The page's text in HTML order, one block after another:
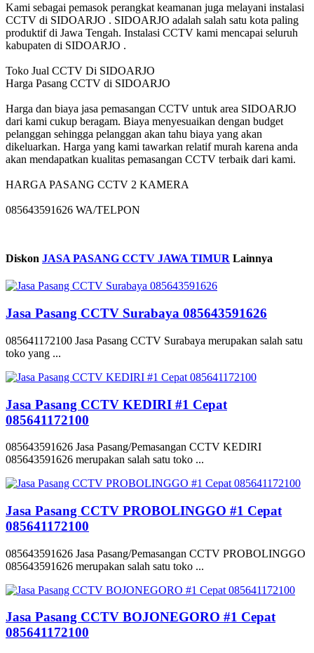
Kami sebagai pemasok perangkat keamanan juga melayani instalasi
CCTV di SIDOARJO . SIDOARJO adalah salah satu kota paling
produktif di Jawa Tengah. Instalasi CCTV kami mencapai seluruh
kabupaten di SIDOARJO .
Toko Jual CCTV Di SIDOARJO
Harga Pasang CCTV di SIDOARJO
Harga dan biaya jasa pemasangan CCTV untuk area SIDOARJO
dari kami cukup beragam. Biaya menyesuaikan dengan budget
pelanggan sehingga pelanggan akan tahu biaya yang akan
dikeluarkan. Harga yang kami tawarkan relatif murah karena anda
akan mendapatkan kualitas pemasangan CCTV terbaik dari kami.
HARGA PASANG CCTV 2 KAMERA
085643591626 WA/TELPON
Diskon JASA PASANG CCTV JAWA TIMUR Lainnya
Jasa Pasang CCTV Surabaya 085643591626
085641172100 Jasa Pasang CCTV Surabaya merupakan salah satu
toko yang ...
Jasa Pasang CCTV KEDIRI #1 Cepat
085641172100
085643591626 Jasa Pasang/Pemasangan CCTV KEDIRI
085643591626 merupakan salah satu toko ...
Jasa Pasang CCTV PROBOLINGGO #1 Cepat
085641172100
085643591626 Jasa Pasang/Pemasangan CCTV PROBOLINGGO
085643591626 merupakan salah satu toko ...
Jasa Pasang CCTV BOJONEGORO #1 Cepat
085641172100